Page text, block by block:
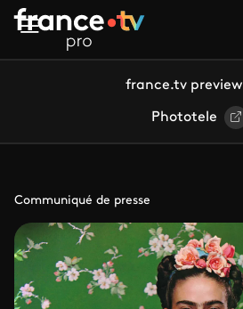
Aller au contenu principal
france.tv preview
Phototele
Communiqué de presse